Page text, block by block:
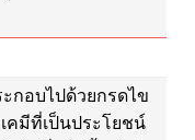
กอบไปด้วยกรดไข
คมีที่เป็นประโยชน์